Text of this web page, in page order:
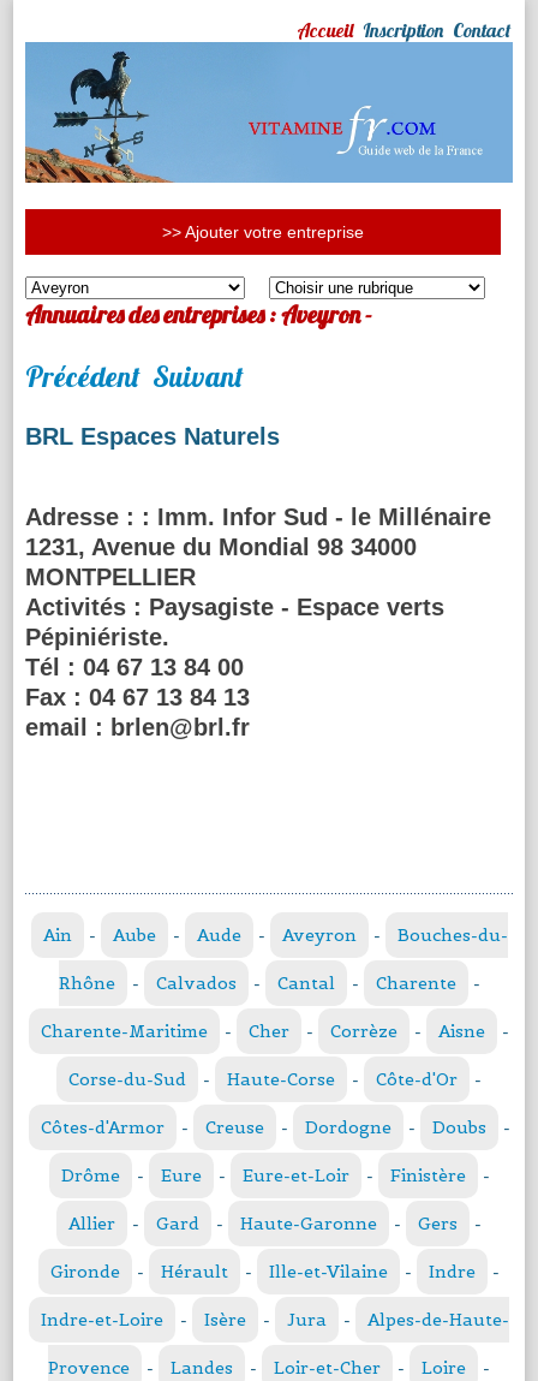
Accueil Inscription Contact
>> Ajouter votre entreprise
Annuaires des entreprises : Aveyron -
Précédent Suivant
BRL Espaces Naturels
Adresse : : Imm. Infor Sud - le Millénaire
1231, Avenue du Mondial 98 34000
MONTPELLIER
Activités : Paysagiste - Espace verts
Pépiniériste.
Tél : 04 67 13 84 00
Fax : 04 67 13 84 13
email : brlen@brl.fr
Ain - Aube - Aude - Aveyron - Bouches-du-
Rhône - Calvados - Cantal - Charente -
Charente-Maritime - Cher - Corrèze - Aisne -
Corse-du-Sud - Haute-Corse - Côte-d'Or -
Côtes-d'Armor - Creuse - Dordogne - Doubs -
Drôme - Eure - Eure-et-Loir - Finistère -
Allier - Gard - Haute-Garonne - Gers -
Gironde - Hérault - Ille-et-Vilaine - Indre -
Indre-et-Loire - Isère - Jura - Alpes-de-Haute-
Provence - Landes - Loir-et-Cher - Loire -